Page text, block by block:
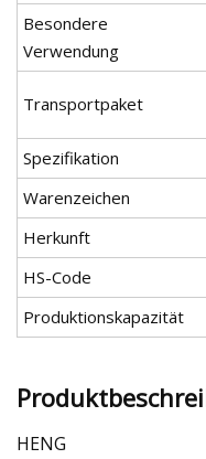
Besondere
Verwendung
Transportpaket
Spezifikation
Warenzeichen
Herkunft
HS-Code
Produktionskapazität
HENG